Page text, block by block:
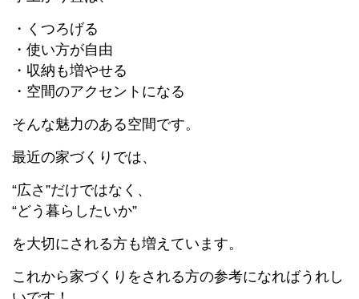
・くつろげる
・使い方が自由
・収納も増やせる
・空間のアクセントになる
そんな魅力のある空間です。
最近の家づくりでは、
“広さ”だけではなく、
“どう暮らしたいか”
を大切にされる方も増えています。
これから家づくりをされる方の参考になればうれし